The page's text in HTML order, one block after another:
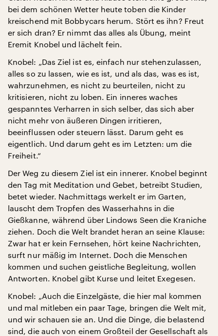
bei dem schönen Wetter heute toben die Kinder
kreischend mit Bobbycars herum. Stört es ihn? Freut
er sich dran? Er nimmt das alles als Übung, meint
Eremit Knobel und lächelt fein.
Knobel: „Das Ziel ist es, einfach nur stehenzulassen,
alles so zu lassen, wie es ist, und als das, was es ist,
wahrzunehmen, es nicht zu beurteilen, nicht zu
kritisieren, nicht zu loben. Ein inneres waches
gespanntes Verharren in sich selber, das sich aber
nicht mehr von äußeren Dingen irritieren,
beeinflussen oder steuern lässt. Darum geht es
eigentlich. Und darum geht es im Letzten: um die
Freiheit.“
Der Weg zu diesem Ziel ist ein innerer. Knobel beginnt
den Tag mit Meditation und Gebet, betreibt Studien,
betet wieder. Nachmittags werkelt er im Garten,
lauscht dem Tropfen des Wasserhahns in die
Gießkanne, während über Lindows Seen die Kraniche
ziehen. Doch die Welt brandet heran an seine Klause:
Zwar hat er kein Fernsehen, hört keine Nachrichten,
surft nur mäßig im Internet. Doch die Menschen
kommen und suchen geistliche Begleitung, wollen
Antworten. Knobel gibt Kurse und leitet Exegesen.
Knobel: „Auch die Einzelgäste, die hier mal kommen
und mal mitleben ein paar Tage, bringen die Welt mit,
und wir schauen sie an. Und die Dinge, die belastend
sind, die auch von einem Großteil der Gesellschaft als